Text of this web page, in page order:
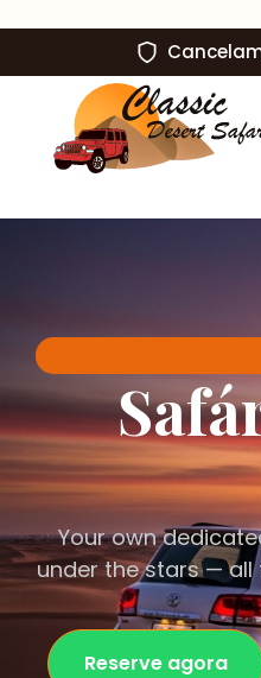
Your own
under the stars — all
Reserve agora